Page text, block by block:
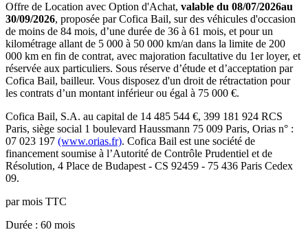
Offre de Location avec Option d'Achat, valable du 08/07/2026au
30/09/2026, proposée parCofica Bail, sur des véhicules d'occasion
de moins de 84 mois, d’une durée de 36 à 61 mois, et pour un
kilométrage allant de 5 000 à 50 000 km/an dans la limite de 200
000 km en fin de contrat, avec majoration facultative du 1er loyer, et
réservée aux particuliers. Sous réserve d’étude et d’acceptation par
Cofica Bail, bailleur. Vous disposez d'un droit de rétractation pour
les contrats d’un montant inférieur ou égal à 75 000 €.
Cofica Bail, S.A. au capital de 14 485 544 €, 399 181 924 RCS
Paris, siège social 1 boulevard Haussmann 75 009 Paris, Orias n° :
07 023 197 (www.orias.fr). Cofica Bail est une société de
financement soumise à l’Autorité de Contrôle Prudentiel et de
Résolution, 4 Place de Budapest - CS 92459 - 75 436 Paris Cedex
09.
par mois TTC
Durée : 60 mois